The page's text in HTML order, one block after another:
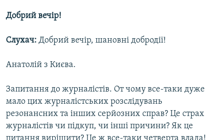
Добрий вечір!
Слухач: Добрий вечір, шановні добродії!
Анатолій з Києва.
Запитання до журналістів. От чому все-таки дуже
мало цих журналістських розслідувань
резонансних та інших серйозних справ? Це страх
журналістів чи підкуп, чи інші причини? Як це